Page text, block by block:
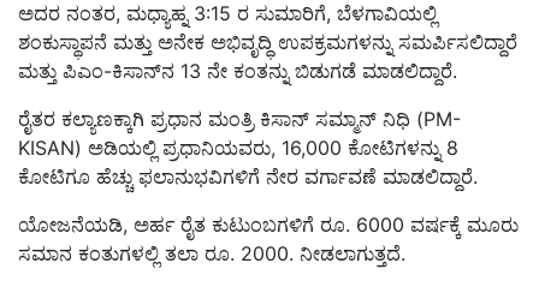
ಶಂಕುಸ್ಥಾಪನೆ ಮತ್ತು ಅನೇಕ ಅಭಿವೃದ್ಧಿ ಉಪಕ್ರಮಗಳನ್ನು ಸಮರ್ಪಿಸಲಿದ್ದಾರೆ
ಮತ್ತು ಪಿಎಂ-ಕಿಸಾನ್‌ನ 13 ನೇ ಕಂತನ್ನು ಬಿಡುಗಡೆ ಮಾಡಲಿದ್ದಾರೆ.
ರೈತರ ಕಲ್ಯಾಣಕ್ಕಾಗಿ ಪ್ರಧಾನ ಮಂತ್ರಿ ಕಿಸಾನ್ ಸಮ್ಮಾನ್ ನಿಧಿ (PM-
KISAN) ಅಡಿಯಲ್ಲಿ ಪ್ರಧಾನಿಯವರು, 16,000 ಕೋಟಿಗಳನ್ನು 8
ಕೋಟಿಗೂ ಹೆಚ್ಚು ಫಲಾನುಭವಿಗಳಿಗೆ ನೇರ ವರ್ಗಾವಣೆ ಮಾಡಲಿದ್ದಾರೆ.
ಯೋಜನೆಯಡಿ, ಅರ್ಹ ರೈತ ಕುಟುಂಬಗಳಿಗೆ ರೂ. 6000 ವರ್ಷಕ್ಕೆ ಮೂರು
ಸಮಾನ ಕಂತುಗಳಲ್ಲಿ ತಲಾ ರೂ. 2000. ನೀಡಲಾಗುತ್ತದೆ.
ಬೆಳಗಾವಿಯಲ್ಲಿ ಜಲ ಜೀವನ್ ಮಿಷನ್ ಅಡಿಯಲ್ಲಿ ಆರು ಬಹುಗ್ರಾಮ